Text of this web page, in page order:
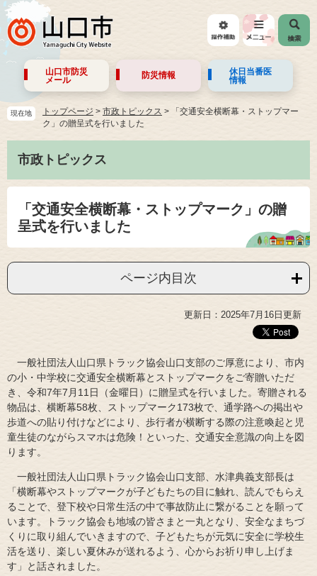
山口市防災
メール
防災情報
休日当番医
情報
現在地 トップページ > 市政トピックス >
「交通安全横断幕・ストップマー
ク」の贈呈式を行いました
市政トピックス
「交通安全横断幕・ストップマーク」の贈
呈式を行いました
ページ内目次
更新日：2025年7月16日更新
一般社団法人山口県トラック協会山口支部のご厚意により、市内
の小・中学校に交通安全横断幕とストップマークをご寄贈いただ
き、令和7年7月11日（金曜日）に贈呈式を行いました。寄贈される
物品は、横断幕58枚、ストップマーク173枚で、通学路への掲出や
歩道への貼り付けなどにより、歩行者が横断する際の注意喚起と児
童生徒のながらスマホは危険！といった、交通安全意識の向上を図
ります。
一般社団法人山口県トラック協会山口支部、水津典義支部長は
「横断幕やストップマークが子どもたちの目に触れ、読んでもらえ
ることで、登下校や日常生活の中で事故防止に繋がることを願って
います。トラック協会も地域の皆さまと一丸となり、安全なまちづ
くりに取り組んでいきますので、子どもたちが元気に安全に学校生
活を送り、楽しい夏休みが送れるよう、心からお祈り申し上げま
す」と話されました。